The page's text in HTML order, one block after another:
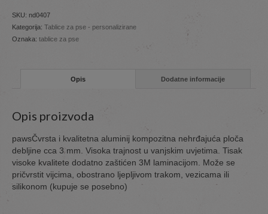
SKU: nd0407
Kategorija: Tablice za pse - personalizirane
Oznaka: tablice za pse
Opis Dodatne informacije
Opis proizvoda
pawsČvrsta i kvalitetna aluminij kompozitna nehrđajuća ploča
debljine cca 3 mm. Visoka trajnost u vanjskim uvjetima. Tisak
visoke kvalitete dodatno zaštićen 3M laminacijom. Može se
pričvrstit vijcima, obostrano ljepljivom trakom, vezicama ili
silikonom (kupuje se posebno)